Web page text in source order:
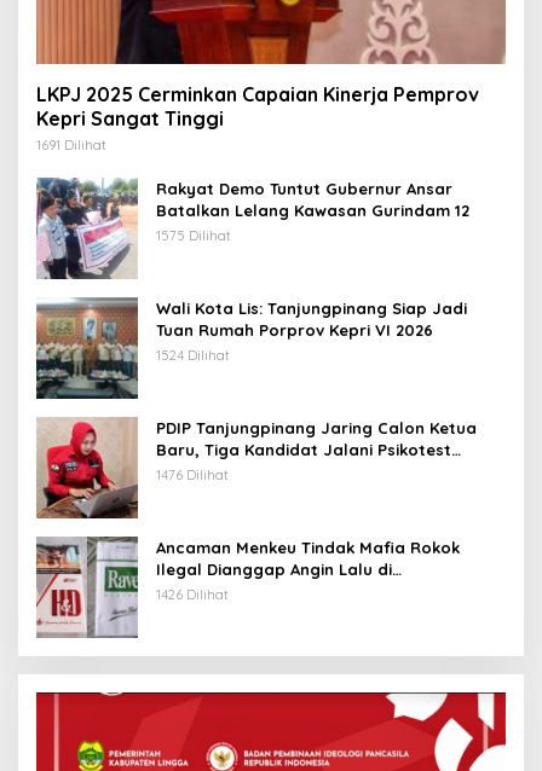
LKPJ 2025 Cerminkan Capaian Kinerja Pemprov
Kepri Sangat Tinggi
1691 Dilihat
Rakyat Demo Tuntut Gubernur Ansar
Batalkan Lelang Kawasan Gurindam 12
1575 Dilihat
Wali Kota Lis: Tanjungpinang Siap Jadi
Tuan Rumah Porprov Kepri VI 2026
1524 Dilihat
PDIP Tanjungpinang Jaring Calon Ketua
Baru, Tiga Kandidat Jalani Psikotest
Daring
1476 Dilihat
Ancaman Menkeu Tindak Mafia Rokok
Ilegal Dianggap Angin Lalu di
Tanjungpinang
1426 Dilihat